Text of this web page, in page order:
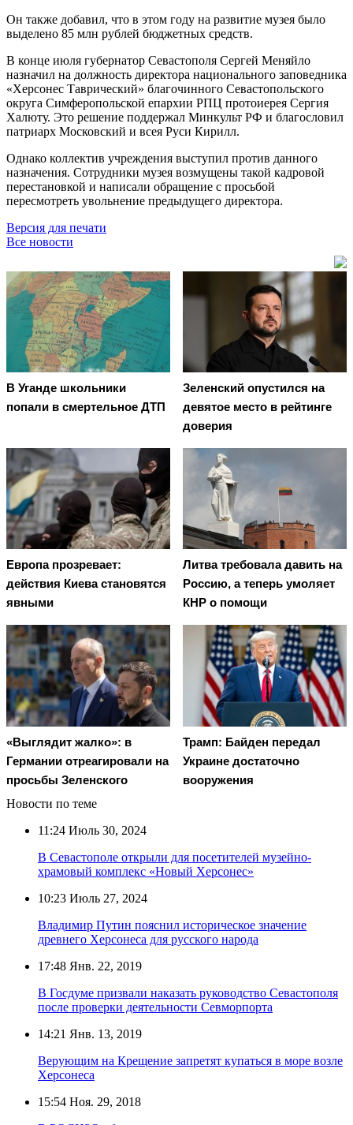
Он также добавил, что в этом году на развитие музея было
выделено 85 млн рублей бюджетных средств.
В конце июля губернатор Севастополя Сергей Меняйло
назначил на должность директора национального заповедника
«Херсонес Таврический» благочинного Севастопольского
округа Симферопольской епархии РПЦ протоиерея Сергия
Халюту. Это решение поддержал Минкульт РФ и благословил
патриарх Московский и всея Руси Кирилл.
Однако коллектив учреждения выступил против данного
назначения. Сотрудники музея возмущены такой кадровой
перестановкой и написали обращение с просьбой
пересмотреть увольнение предыдущего директора.
Версия для печати
Все новости
В Уганде школьники
попали в смертельное ДТП
Зеленский опустился на
девятое место в рейтинге
доверия
Европа прозревает:
действия Киева становятся
явными
Литва требовала давить на
Россию, а теперь умоляет
КНР о помощи
«Выглядит жалко»: в
Германии отреагировали на
просьбы Зеленского
Трамп: Байден передал
Украине достаточно
вооружения
Новости по теме
11:24 Июль 30, 2024
В Севастополе открыли для посетителей музейно-
храмовый комплекс «Новый Херсонес»
10:23 Июль 27, 2024
Владимир Путин пояснил историческое значение
древнего Херсонеса для русского народа
17:48 Янв. 22, 2019
В Госдуме призвали наказать руководство Севастополя
после проверки деятельности Севморпорта
14:21 Янв. 13, 2019
Верующим на Крещение запретят купаться в море возле
Херсонеса
15:54 Ноя. 29, 2018